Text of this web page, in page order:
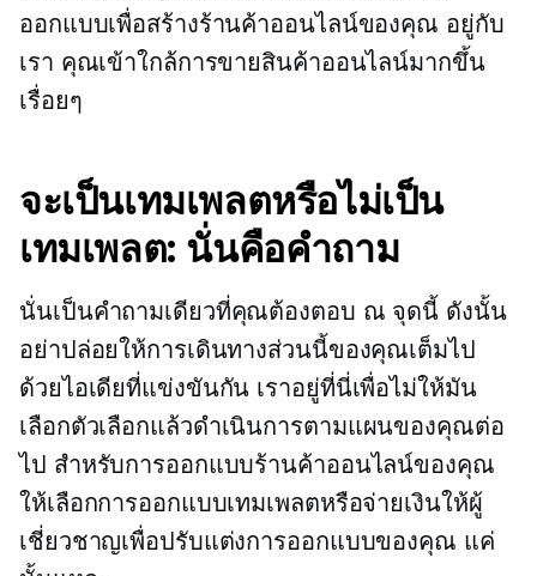
ออกแบบเพื่อสร้างร้านค้าออนไลน์ของคุณ อยู่กับ
เรา คุณเข้าใกล้การขายสินค้าออนไลน์มากขึ้น
เรื่อยๆ
จะเป็นเทมเพลตหรือไม่เป็น
เทมเพลต: นั่นคือคำถาม
นั่นเป็นคำถามเดียวที่คุณต้องตอบ ณ จุดนี้ ดังนั้น
อย่าปล่อยให้การเดินทางส่วนนี้ของคุณเต็มไป
ด้วยไอเดียที่แข่งขันกัน เราอยู่ที่นี่เพื่อไม่ให้มัน
เลือกตัวเลือกแล้วดำเนินการตามแผนของคุณต่อ
ไป สำหรับการออกแบบร้านค้าออนไลน์ของคุณ
ให้เลือกการออกแบบเทมเพลตหรือจ่ายเงินให้ผู้
เชี่ยวชาญเพื่อปรับแต่งการออกแบบของคุณ แค่